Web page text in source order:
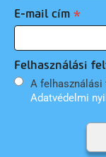
E-mail cím
Felhasználási
A
Adatvédelmi